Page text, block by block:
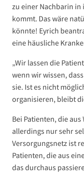
zu einer Nachbarin in
kommt. Das wäre
könnte! Eyrich
eine häusliche
„Wir lassen die
wenn wir wissen,
sie. Ist es nicht
organisieren, bleibt
Bei Patienten, die
allerdings nur sehr
Versorgungsnetz ist
Patienten, die aus
das durchaus